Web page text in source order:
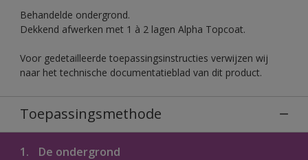
Behandelde ondergrond.
Dekkend afwerken met 1 à 2 lagen Alpha Topcoat.
Voor gedetailleerde toepassingsinstructies verwijzen wij
naar het technische documentatieblad van dit product.
Toepassingsmethode
1. De ondergrond